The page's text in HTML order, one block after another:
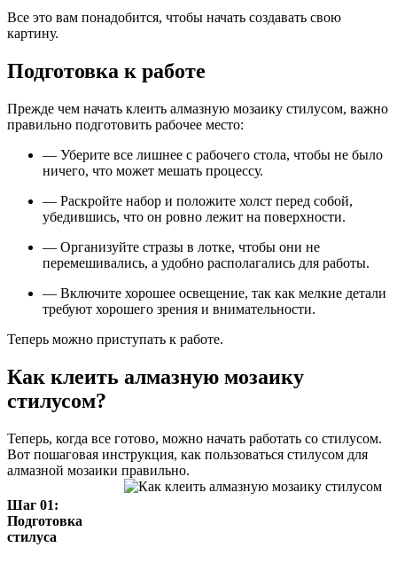
Все это вам понадобится, чтобы начать создавать свою
картину.
Подготовка к работе
Прежде чем начать клеить алмазную мозаику стилусом, важно
правильно подготовить рабочее место:
— Уберите все лишнее с рабочего стола, чтобы не было
ничего, что может мешать процессу.
— Раскройте набор и положите холст перед собой,
убедившись, что он ровно лежит на поверхности.
— Организуйте стразы в лотке, чтобы они не
перемешивались, а удобно располагались для работы.
— Включите хорошее освещение, так как мелкие детали
требуют хорошего зрения и внимательности.
Теперь можно приступать к работе.
Как клеить алмазную мозаику
стилусом?
Теперь, когда все готово, можно начать работать со стилусом.
Вот пошаговая инструкция, как пользоваться стилусом для
алмазной мозаики правильно.
Шаг 01:
Подготовка
стилуса